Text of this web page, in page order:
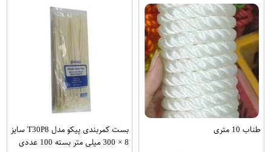
طناب 10 متری
بست کمربندی پیکو مدل T30P8 سایز
8 × 300 میلی متر بسته 100 عددی